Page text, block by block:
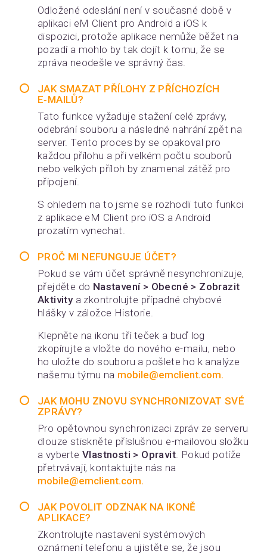
Odložené odeslání není v současné době v
aplikaci eM Client pro Android a iOS k
dispozici, protože aplikace nemůže běžet na
pozadí a mohlo by tak dojít k tomu, že se
zpráva neodešle ve správný čas.
JAK SMAZAT PŘÍLOHY Z PŘÍCHOZÍCH
E‑MAILŮ?
Tato funkce vyžaduje stažení celé zprávy,
odebrání souboru a následné nahrání zpět na
server. Tento proces by se opakoval pro
každou přílohu a při velkém počtu souborů
nebo velkých příloh by znamenal zátěž pro
připojení.
S ohledem na to jsme se rozhodli tuto funkci
z aplikace eM Client pro iOS a Android
prozatím vynechat.
PROČ MI NEFUNGUJE ÚČET?
Pokud se vám účet správně nesynchronizuje,
přejděte do Nastavení > Obecné > Zobrazit
Aktivitya zkontrolujte případné chybové
hlášky v záložce Historie.
Klepněte na ikonu tří teček a buď log
zkopírujte a vložte do nového e-mailu, nebo
ho uložte do souboru a pošlete ho k analýze
našemu týmu na mobile@emclient.com.
JAK MOHU ZNOVU SYNCHRONIZOVAT SVÉ
ZPRÁVY?
Pro opětovnou synchronizaci zpráv ze serveru
dlouze stiskněte příslušnou e-mailovou složku
a vyberteVlastnosti > Opravit. Pokud potíže
přetrvávají, kontaktujte nás na
mobile@emclient.com.
JAK POVOLIT ODZNAK NA IKONĚ
APLIKACE?
Zkontrolujte nastavení systémových
oznámení telefonu a ujistěte se, že jsou